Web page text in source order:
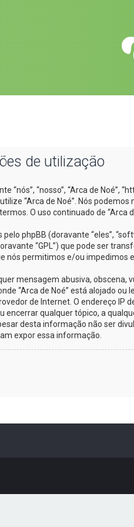
de utilização
“nós”, “nosso”, “Arca de
“Arca de Noé”. Nós
O uso continuado de
phpBB (doravante “eles”,
“GPL”) que pode ser
nós permitimos e/ou
mensagem abusiva, obscena,
“Arca de Noé” está alojado
de Internet. O endereço IP
encerrar qualquer tópico, a
desta informação não ser
expor essa informação.